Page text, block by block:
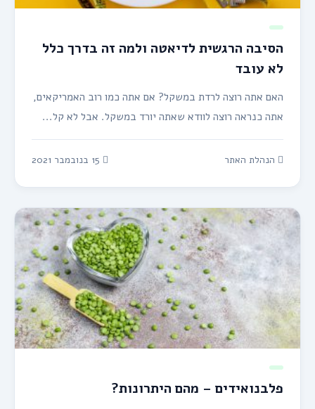
הסיבה הרגשית לדיאטה ולמה זה בדרך כלל
לא עובד
האם אתה רוצה לרדת במשקל? אם אתה כמו רוב האמריקאים,
אתה כנראה רוצה לוודא שאתה יורד במשקל. אבל לא קל...
הנהלת האתר
פלבנואידים – מהם היתרונות?